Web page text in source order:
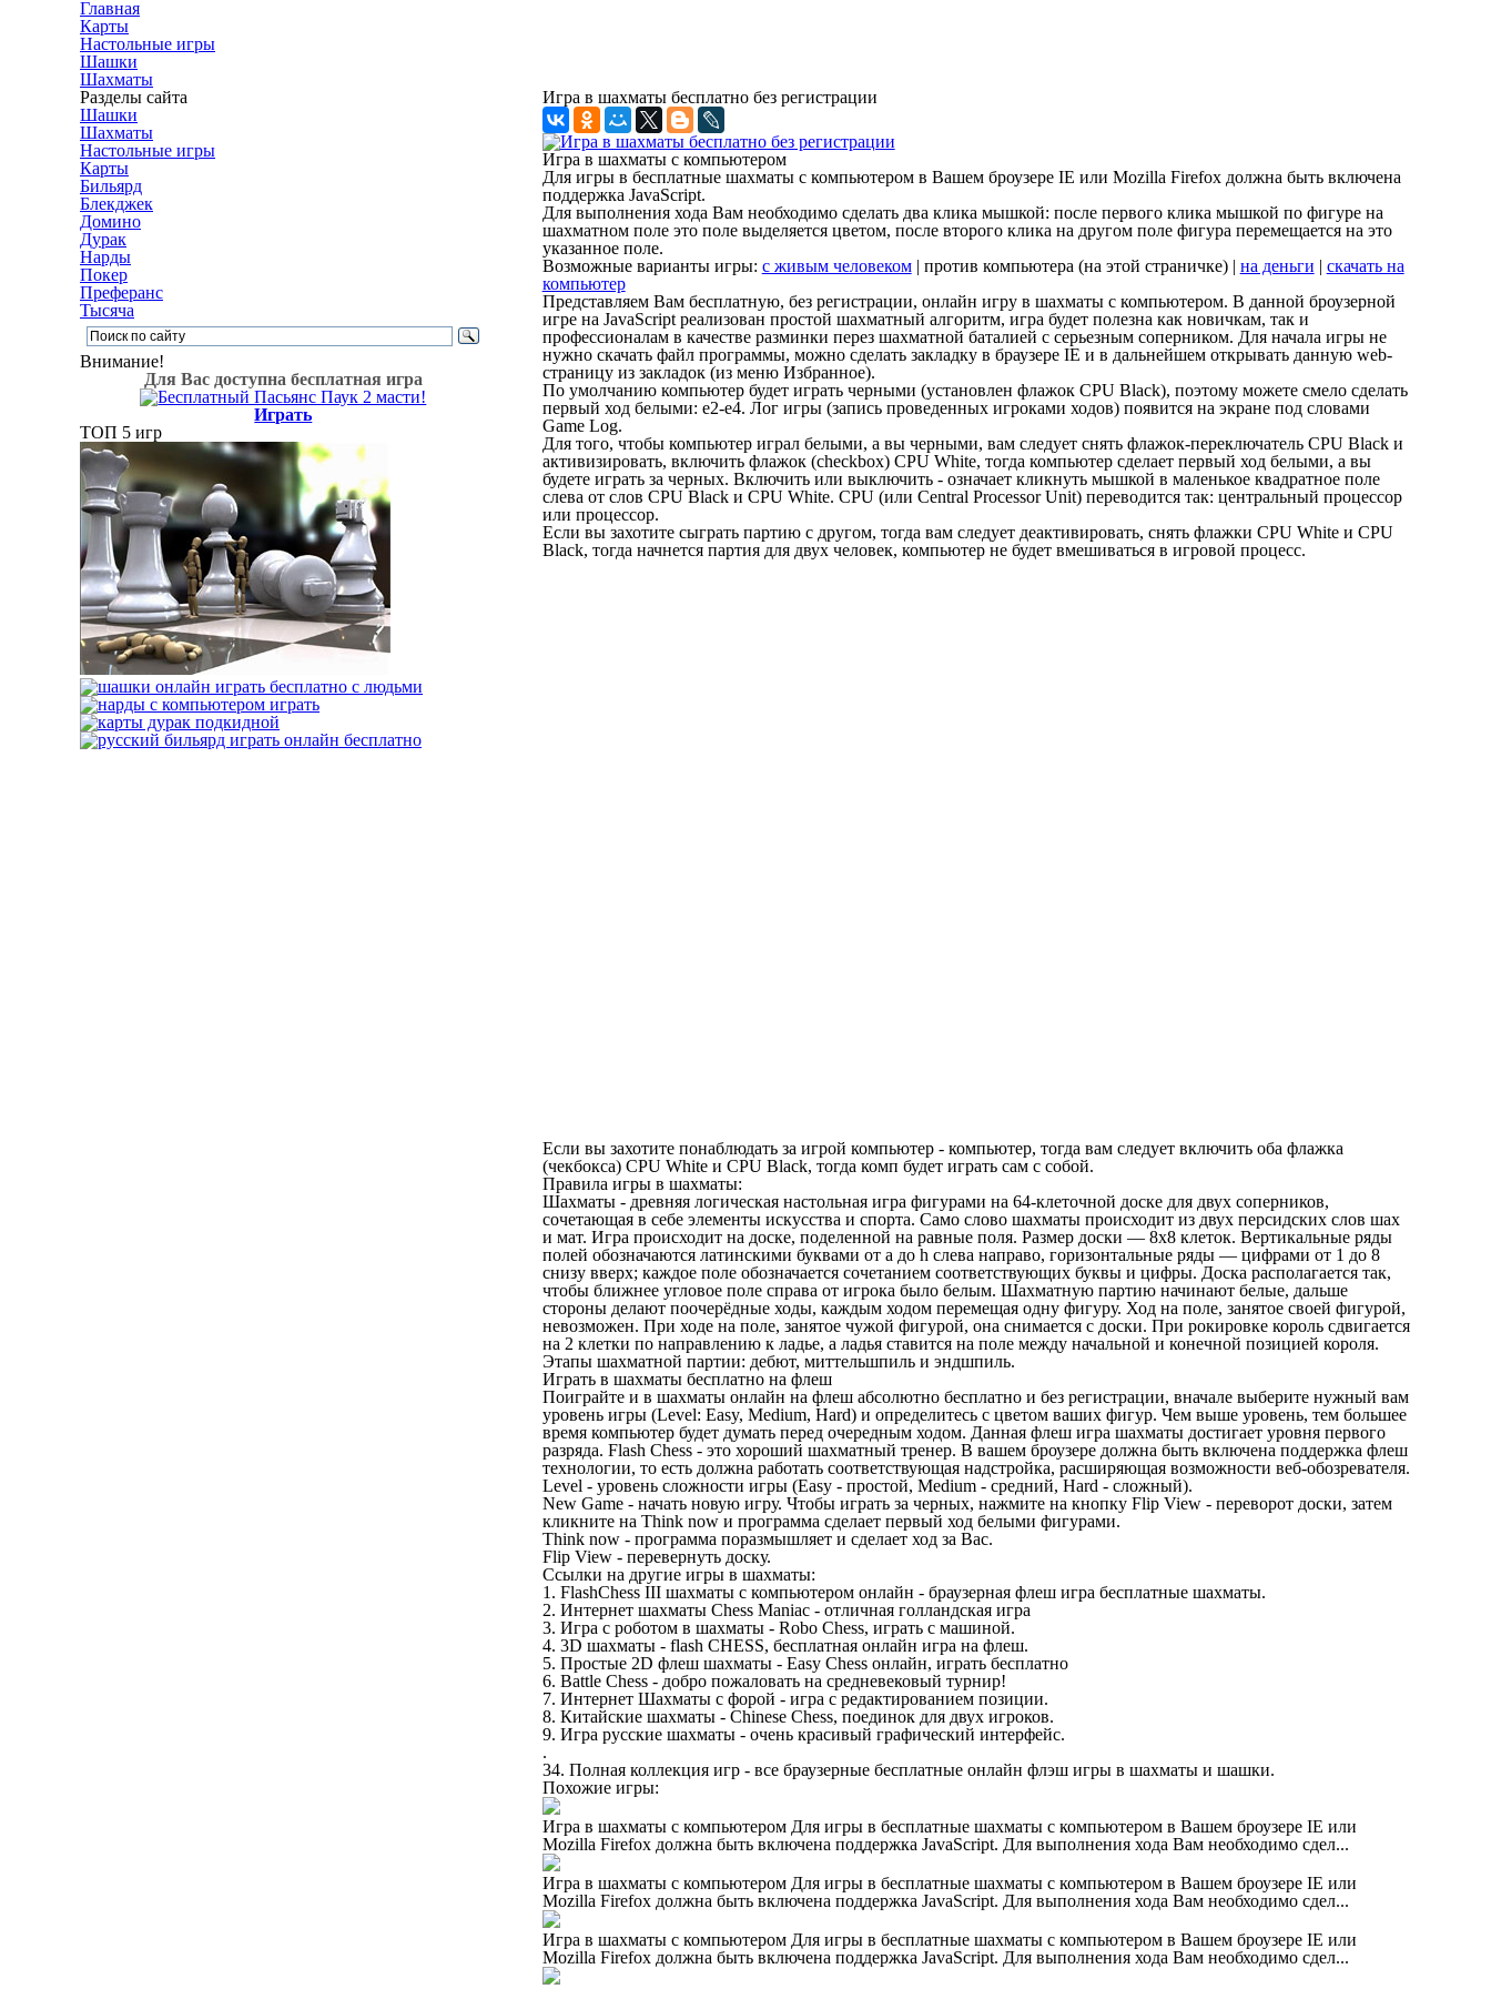
Главная
Карты
Настольные игры
Шашки
Шахматы
Разделы сайта
Шашки
Шахматы
Настольные игры
Карты
Бильярд
Блекджек
Домино
Дурак
Нарды
Покер
Преферанс
Тысяча
Внимание!
Для Вас доступна бесплатная игра
Играть
ТОП 5 игр
Игра в шахматы бесплатно без регистрации
Игра в шахматы с компьютером
Для игры в бесплатные шахматы с компьютером в Вашем броузере IE или Mozilla Firefox должна быть включена
поддержка JavaScript.
Для выполнения хода Вам необходимо сделать два клика мышкой: после первого клика мышкой по фигуре на
шахматном поле это поле выделяется цветом, после второго клика на другом поле фигура перемещается на это
указанное поле.
Возможные варианты игры: с живым человеком| против компьютера (на этой страничке) | на деньги | скачать на
компьютер
Представляем Вам бесплатную, без регистрации, онлайн игру в шахматы с компьютером. В данной броузерной
игре на JavaScript реализован простой шахматный алгоритм, игра будет полезна как новичкам, так и
профессионалам в качестве разминки перез шахматной баталией с серьезным соперником. Для начала игры не
нужно скачать файл программы, можно сделать закладку в браузере IE и в дальнейшем открывать данную web-
страницу из закладок (из меню Избранное).
По умолчанию компьютер будет играть черными (установлен флажок CPU Black), поэтому можете смело сделать
первый ход белыми: e2-e4. Лог игры (запись проведенных игроками ходов) появится на экране под словами
Game Log.
Для того, чтобы компьютер играл белыми, а вы черными, вам следует снять флажок-переключатель CPU Black и
активизировать, включить флажок (checkbox) CPU White, тогда компьютер сделает первый ход белыми, а вы
будете играть за черных. Включить или выключить - означает кликнуть мышкой в маленькое квадратное поле
слева от слов CPU Black и CPU White. CPU (или Central Processor Unit) переводится так: центральный процессор
или процессор.
Если вы захотите сыграть партию с другом, тогда вам следует деактивировать, снять флажки CPU White и CPU
Black, тогда начнется партия для двух человек, компьютер не будет вмешиваться в игровой процесс.
Если вы захотите понаблюдать за игрой компьютер - компьютер, тогда вам следует включить оба флажка
(чекбокса) CPU White и CPU Black, тогда комп будет играть сам с собой.
Правила игры в шахматы:
Шахматы - древняя логическая настольная игра фигурами на 64-клеточной доске для двух соперников,
сочетающая в себе элементы искусства и спорта. Само слово шахматы происходит из двух персидских слов шах
и мат. Игра происходит на доске, поделенной на равные поля. Размер доски — 8х8 клеток. Вертикальные ряды
полей обозначаются латинскими буквами от a до h слева направо, горизонтальные ряды — цифрами от 1 до 8
снизу вверх; каждое поле обозначается сочетанием соответствующих буквы и цифры. Доска располагается так,
чтобы ближнее угловое поле справа от игрока было белым. Шахматную партию начинают белые, дальше
стороны делают поочерёдные ходы, каждым ходом перемещая одну фигуру. Ход на поле, занятое своей фигурой,
невозможен. При ходе на поле, занятое чужой фигурой, она снимается с доски. При рокировке король сдвигается
на 2 клетки по направлению к ладье, а ладья ставится на поле между начальной и конечной позицией короля.
Этапы шахматной партии: дебют, миттельшпиль и эндшпиль.
Играть в шахматы бесплатно на флеш
Поиграйте и в шахматы онлайн на флеш абсолютно бесплатно и без регистрации, вначале выберите нужный вам
уровень игры (Level: Easy, Medium, Hard) и определитесь с цветом ваших фигур. Чем выше уровень, тем большее
время компьютер будет думать перед очередным ходом. Данная флеш игра шахматы достигает уровня первого
разряда. Flash Chess - это хороший шахматный тренер. В вашем броузере должна быть включена поддержка флеш
технологии, то есть должна работать соответствующая надстройка, расширяющая возможности веб-обозревателя.
Level - уровень сложности игры (Easy - простой, Medium - средний, Hard - сложный).
New Game - начать новую игру. Чтобы играть за черных, нажмите на кнопку Flip View - переворот доски, затем
кликните на Think now и программа сделает первый ход белыми фигурами.
Think now - программа поразмышляет и сделает ход за Вас.
Flip View - перевернуть доску.
Ссылки на другие игры в шахматы:
1. FlashChess III шахматы с компьютером онлайн - браузерная флеш игра бесплатные шахматы.
2. Интернет шахматы Chess Maniac - отличная голландская игра
3. Игра с роботом в шахматы - Robo Chess, играть с машиной.
4. 3D шахматы - flash CHESS, бесплатная онлайн игра на флеш.
5. Простые 2D флеш шахматы - Easy Chess онлайн, играть бесплатно
6. Battle Chess - добро пожаловать на средневековый турнир!
7. Интернет Шахматы с форой - игра с редактированием позиции.
8. Китайские шахматы - Chinese Chess, поединок для двух игроков.
9. Игра русские шахматы - очень красивый графический интерфейс.
.
34. Полная коллекция игр - все браузерные бесплатные онлайн флэш игры в шахматы и шашки.
Похожие игры:
Игра в шахматы с компьютером Для игры в бесплатные шахматы с компьютером в Вашем броузере IE или
Mozilla Firefox должна быть включена поддержка JavaScript. Для выполнения хода Вам необходимо сдел...
Игра в шахматы с компьютером Для игры в бесплатные шахматы с компьютером в Вашем броузере IE или
Mozilla Firefox должна быть включена поддержка JavaScript. Для выполнения хода Вам необходимо сдел...
Игра в шахматы с компьютером Для игры в бесплатные шахматы с компьютером в Вашем броузере IE или
Mozilla Firefox должна быть включена поддержка JavaScript. Для выполнения хода Вам необходимо сдел...